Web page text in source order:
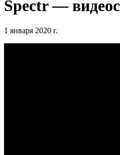
Spectr —
1 января 2020 г.